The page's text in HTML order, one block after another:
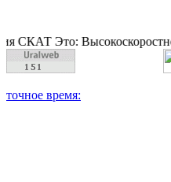
Это: Высокоскоростной